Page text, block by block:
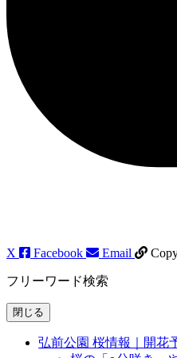
X Facebook Email
フリーワード検索
閉じる
弘前公園 桜情報｜開花